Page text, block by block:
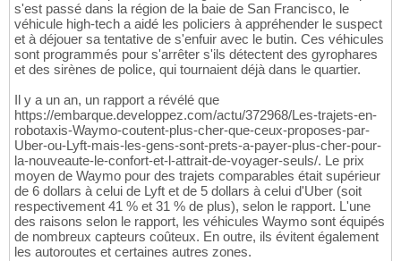
s'est passé dans la région de la baie de San Francisco, le
véhicule high-tech a aidé les policiers à appréhender le suspect
et à déjouer sa tentative de s'enfuir avec le butin. Ces véhicules
sont programmés pour s'arrêter s'ils détectent des gyrophares
et des sirènes de police, qui tournaient déjà dans le quartier.
Il y a un an, un rapport a révélé que
https://embarque.developpez.com/actu/372968/Les-trajets-en-
robotaxis-Waymo-coutent-plus-cher-que-ceux-proposes-par-
Uber-ou-Lyft-mais-les-gens-sont-prets-a-payer-plus-cher-pour-
la-nouveaute-le-confort-et-l-attrait-de-voyager-seuls/. Le prix
moyen de Waymo pour des trajets comparables était supérieur
de 6 dollars à celui de Lyft et de 5 dollars à celui d'Uber (soit
respectivement 41 % et 31 % de plus), selon le rapport. L'une
des raisons selon le rapport, les véhicules Waymo sont équipés
de nombreux capteurs coûteux. En outre, ils évitent également
les autoroutes et certaines autres zones.